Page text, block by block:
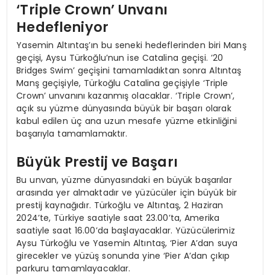
‘Triple Crown’ Unvanı
Hedefleniyor
Yasemin Altıntaş’ın bu seneki hedeflerinden biri Manş
geçişi, Aysu Türkoğlu’nun ise Catalina geçişi. ’20
Bridges Swim’ geçişini tamamladıktan sonra Altıntaş
Manş geçişiyle, Türkoğlu Catalina geçişiyle ‘Triple
Crown’ unvanını kazanmış olacaklar. ‘Triple Crown’,
açık su yüzme dünyasında büyük bir başarı olarak
kabul edilen üç ana uzun mesafe yüzme etkinliğini
başarıyla tamamlamaktır.
Büyük Prestij ve Başarı
Bu unvan, yüzme dünyasındaki en büyük başarılar
arasında yer almaktadır ve yüzücüler için büyük bir
prestij kaynağıdır. Türkoğlu ve Altıntaş, 2 Haziran
2024’te, Türkiye saatiyle saat 23.00’ta, Amerika
saatiyle saat 16.00’da başlayacaklar. Yüzücülerimiz
Aysu Türkoğlu ve Yasemin Altıntaş, ‘Pier A’dan suya
girecekler ve yüzüş sonunda yine ‘Pier A’dan çıkıp
parkuru tamamlayacaklar.